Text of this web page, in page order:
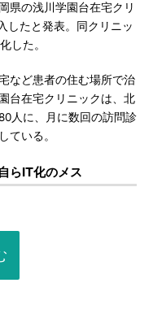
県の浅川学園台在宅クリ
したと発表。同クリニッ
した。
など患者の住む場所で治
台在宅クリニックは、北
人に、月に数回の訪問診
ている。
らIT化のメス